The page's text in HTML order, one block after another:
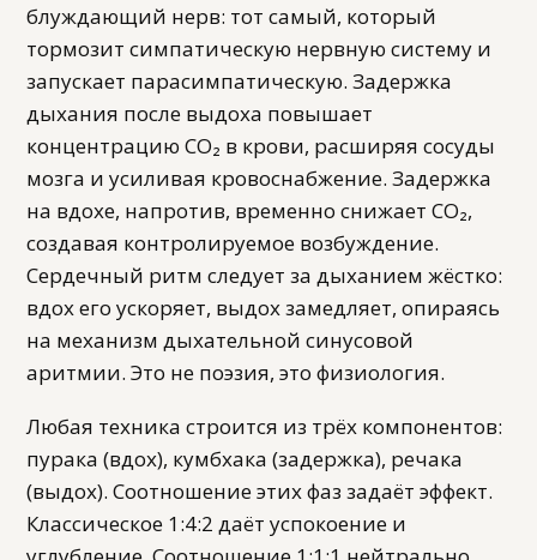
блуждающий нерв: тот самый, который
тормозит симпатическую нервную систему и
запускает парасимпатическую. Задержка
дыхания после выдоха повышает
концентрацию CO₂ в крови, расширяя сосуды
мозга и усиливая кровоснабжение. Задержка
на вдохе, напротив, временно снижает CO₂,
создавая контролируемое возбуждение.
Сердечный ритм следует за дыханием жёстко:
вдох его ускоряет, выдох замедляет, опираясь
на механизм дыхательной синусовой
аритмии. Это не поэзия, это физиология.
Любая техника строится из трёх компонентов:
пурака (вдох), кумбхака (задержка), речака
(выдох). Соотношение этих фаз задаёт эффект.
Классическое 1:4:2 даёт успокоение и